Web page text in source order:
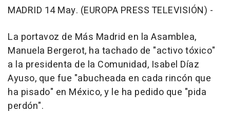
MADRID 14 May. (EUROPA PRESS TELEVISIÓN) -
La portavoz de Más Madrid en la Asamblea,
Manuela Bergerot, ha tachado de "activo tóxico"
a la presidenta de la Comunidad, Isabel Díaz
Ayuso, que fue "abucheada en cada rincón que
ha pisado" en México, y le ha pedido que "pida
perdón".